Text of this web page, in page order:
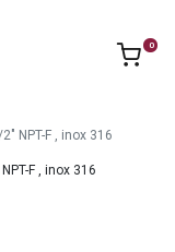
0
NPT-F , inox 316